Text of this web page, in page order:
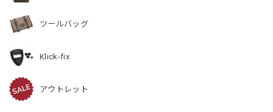
ツールバッグ
Klick-fix
アウトレット